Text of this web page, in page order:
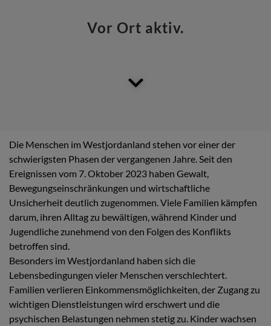
Vor Ort aktiv.
Die Menschen im Westjordanland stehen vor einer der
schwierigsten Phasen der vergangenen Jahre. Seit den
Ereignissen vom 7. Oktober 2023 haben Gewalt,
Bewegungseinschränkungen und wirtschaftliche
Unsicherheit deutlich zugenommen. Viele Familien kämpfen
darum, ihren Alltag zu bewältigen, während Kinder und
Jugendliche zunehmend von den Folgen des Konflikts
betroffen sind.
Besonders im Westjordanland haben sich die
Lebensbedingungen vieler Menschen verschlechtert.
Familien verlieren Einkommensmöglichkeiten, der Zugang zu
wichtigen Dienstleistungen wird erschwert und die
psychischen Belastungen nehmen stetig zu. Kinder wachsen